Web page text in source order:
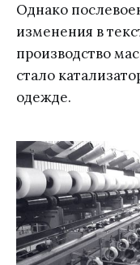
Однако
изменения в
производство
стало
одежде.